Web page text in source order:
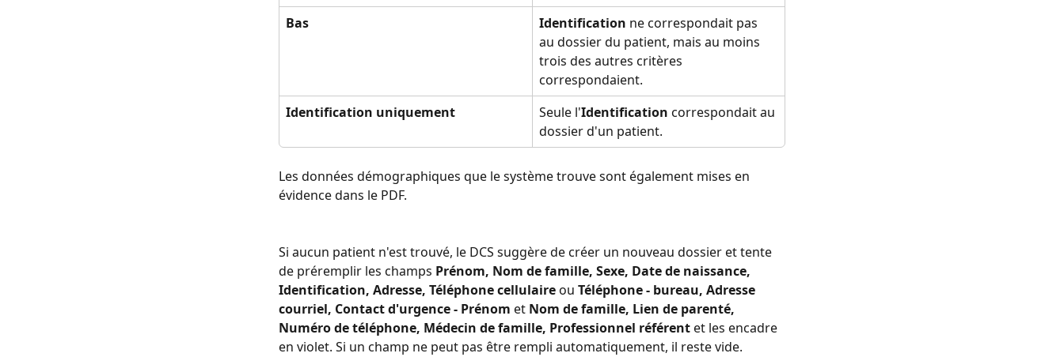
Bas
Identification ne correspondait pas
au dossier du patient, mais au moins
trois des autres critères
correspondaient.
Identification uniquement
Seule l'Identification correspondait au
dossier d'un patient.
Les données démographiques que le système trouve sont également mises en
évidence dans le PDF.
Si aucun patient n'est trouvé, le DCS suggère de créer un nouveau dossier et tente
de préremplir les champs Prénom, Nom de famille, Sexe, Date de naissance,
Identification, Adresse, Téléphone cellulaire ou Téléphone - bureau, Adresse
courriel, Contact d'urgence - Prénom et Nom de famille, Lien de parenté,
Numéro de téléphone, Médecin de famille, Professionnel référent et les encadre
en violet. Si un champ ne peut pas être rempli automatiquement, il reste vide.